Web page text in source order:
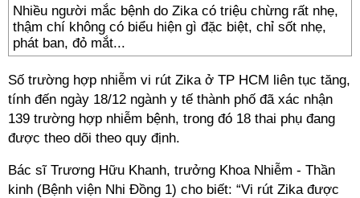
Nhiều người mắc bệnh do Zika có triệu chừng rất nhẹ,
thậm chí không có biểu hiện gì đặc biệt, chỉ sốt nhẹ,
phát ban, đỏ mắt...
Số trường hợp nhiễm vi rút Zika ở TP HCM liên tục tăng,
tính đến ngày 18/12 ngành y tế thành phố đã xác nhận
139 trường hợp nhiễm bệnh, trong đó 18 thai phụ đang
được theo dõi theo quy định.
Bác sĩ Trương Hữu Khanh, trưởng Khoa Nhiễm - Thần
kinh (Bệnh viện Nhi Đồng 1) cho biết: “Vi rút Zika được